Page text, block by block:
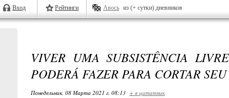
Вход Рейтинги Авось из (+ сутки) дневников
VIVER UMA SUBSISTÊNCIA
PODERÁ FAZER PARA CORTAR
Понедельник, 08 Марта 2021 г. 08:13 + в цитатник